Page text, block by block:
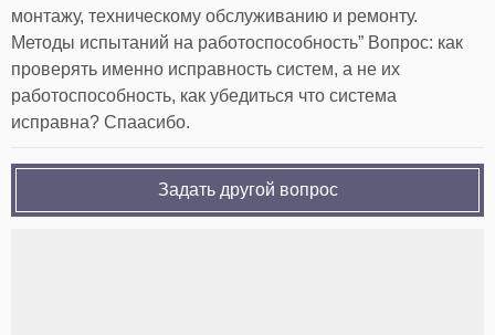
монтажу, техническому обслуживанию и ремонту.
Методы испытаний на работоспособность” Вопрос: как
проверять именно исправность систем, а не их
работоспособность, как убедиться что система
исправна? Спаасибо.
Задать другой вопрос